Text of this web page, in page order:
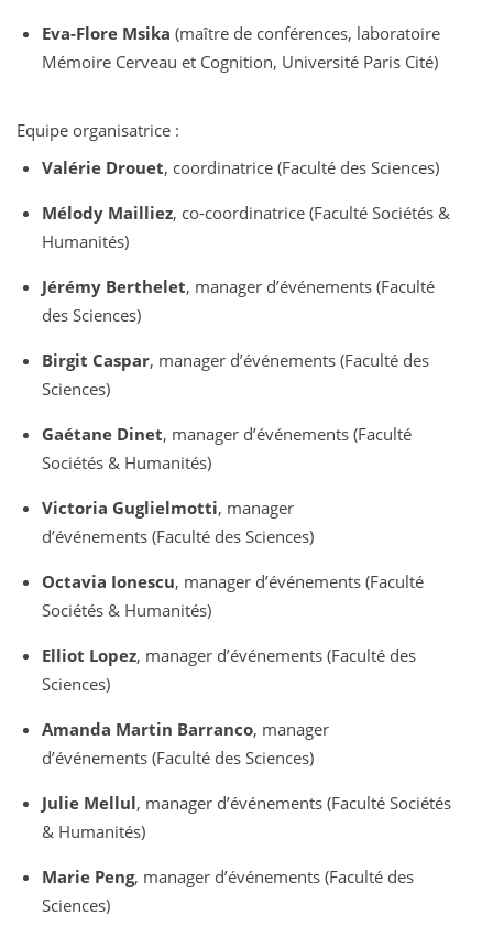
Eva-Flore Msika (maître de conférences, laboratoire
Mémoire Cerveau et Cognition, Université Paris Cité)
Equipe organisatrice :
Valérie Drouet, coordinatrice (Faculté des Sciences)
Mélody Mailliez, co-coordinatrice (Faculté Sociétés &
Humanités)
Jérémy Berthelet, manager d’événements (Faculté
des Sciences)
Birgit Caspar, manager d’événements (Faculté des
Sciences)
Gaétane Dinet, manager d’événements (Faculté
Sociétés & Humanités)
Victoria Guglielmotti, manager
d’événements (Faculté des Sciences)
Octavia Ionescu, manager d’événements (Faculté
Sociétés & Humanités)
Elliot Lopez, manager d’événements (Faculté des
Sciences)
Amanda Martin Barranco, manager
d’événements (Faculté des Sciences)
Julie Mellul, manager d’événements (Faculté Sociétés
& Humanités)
Marie Peng, manager d’événements (Faculté des
Sciences)